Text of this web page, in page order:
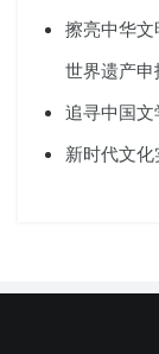
擦亮中华
世界遗产
追寻中国
新时代文